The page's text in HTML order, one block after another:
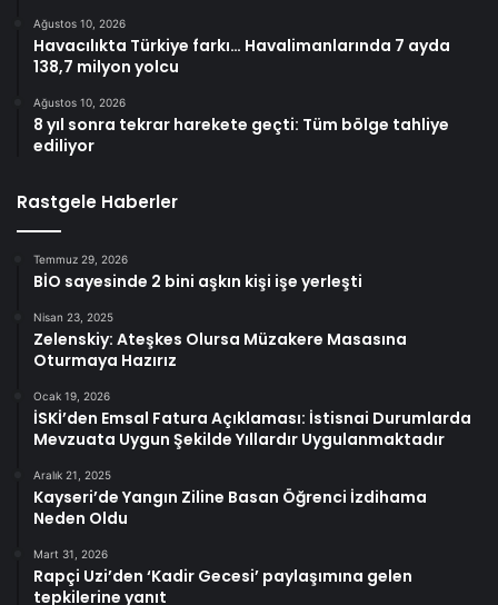
Ağustos 10, 2026
Havacılıkta Türkiye farkı… Havalimanlarında 7 ayda
138,7 milyon yolcu
Ağustos 10, 2026
8 yıl sonra tekrar harekete geçti: Tüm bölge tahliye
ediliyor
Rastgele Haberler
Temmuz 29, 2026
BİO sayesinde 2 bini aşkın kişi işe yerleşti
Nisan 23, 2025
Zelenskiy: Ateşkes Olursa Müzakere Masasına
Oturmaya Hazırız
Ocak 19, 2026
İSKİ’den Emsal Fatura Açıklaması: İstisnai Durumlarda
Mevzuata Uygun Şekilde Yıllardır Uygulanmaktadır
Aralık 21, 2025
Kayseri’de Yangın Ziline Basan Öğrenci İzdihama
Neden Oldu
Mart 31, 2026
Rapçi Uzi’den ‘Kadir Gecesi’ paylaşımına gelen
tepkilerine yanıt